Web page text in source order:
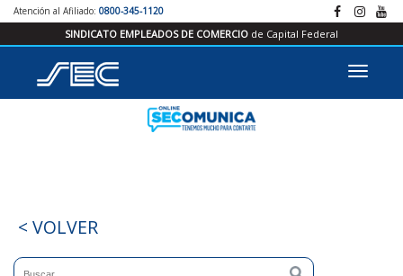
Atención al Afiliado: 0800-345-1120
SINDICATO EMPLEADOS DE COMERCIO de Capital Federal
< VOLVER